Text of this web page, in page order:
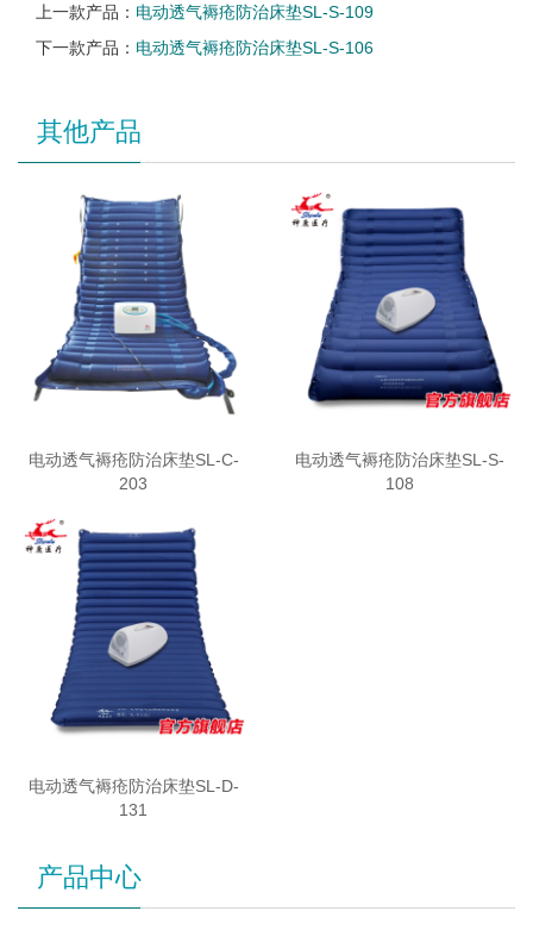
上一款产品： 电动透气褥疮防治床垫SL-S-109
下一款产品： 电动透气褥疮防治床垫SL-S-106
其他产品
电动透气褥疮防治床垫SL-C-
203
电动透气褥疮防治床垫SL-S-
108
电动透气褥疮防治床垫SL-D-
131
产品中心